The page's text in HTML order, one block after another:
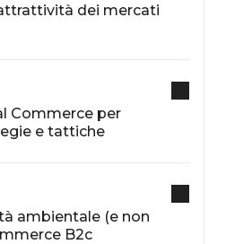
dei mercati
Commerce per
e tattiche
ambientale (e non
B2c